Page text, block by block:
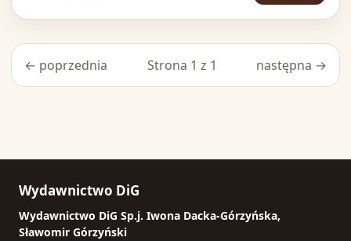
← poprzednia Strona 1 z 1 następna →
Wydawnictwo DiG
Wydawnictwo DiG Sp.j. Iwona Dacka-Górzyńska,
Sławomir Górzyński